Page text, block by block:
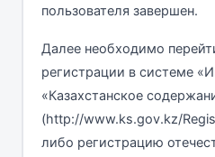
пользователя завершен.
Далее необходимо
регистрации в cистеме
«Казахстанское
(http://www.ks.gov.kz/
либо регистрацию